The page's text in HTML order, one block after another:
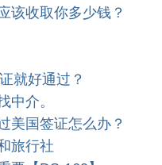
该收取你多少钱？
就好通过？
中介。
美国签证怎么办？
旅行社